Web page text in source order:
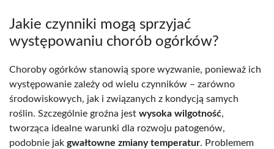
Jakie czynniki mogą sprzyjać
występowaniu chorób ogórków?
Choroby ogórków stanowią spore wyzwanie, ponieważ ich
występowanie zależy od wielu czynników – zarówno
środowiskowych, jak i związanych z kondycją samych
roślin. Szczególnie groźna jest wysoka wilgotność,
tworząca idealne warunki dla rozwoju patogenów,
podobnie jak gwałtowne zmiany temperatur. Problemem